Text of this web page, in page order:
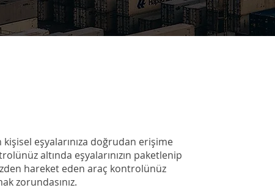
kişisel eşyalarınıza doğrudan erişime
altında eşyalarınızın paketlenip
hareket eden araç kontrolünüz
zorundasınız.